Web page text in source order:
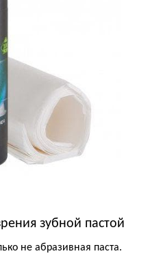
зубной пастой
не абразивная паста.